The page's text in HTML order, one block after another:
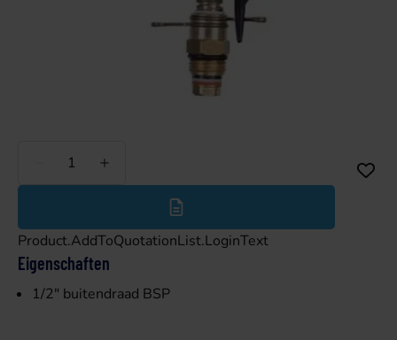
Weniger
Product.AddToQuotationList.LoginText
Eigenschaften
1/2" buitendraad BSP